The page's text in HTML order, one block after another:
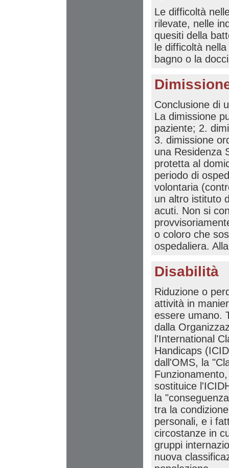
Le difficoltà
rilevate, nelle
quesiti della
le difficoltà
bagno o la
Conclusione di
La dimissione
paziente; 2.
3. dimissione
una Residenza
protetta al
periodo di
volontaria
un altro istituto
acuti. Non si
o coloro che
ospedaliera.
Disabilità
Riduzione o
attività in
essere umano.
dalla
l'International
Handicaps
dall'OMS, la
sostituice
la
tra la
personali, e i
circostanze in
gruppi
nuova